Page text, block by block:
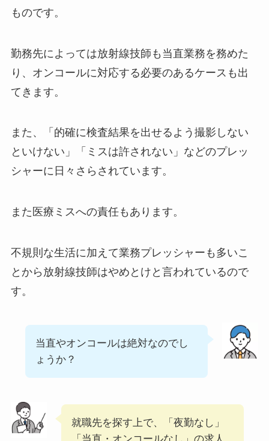
ものです。
勤務先によっては放射線技師も当直業務を務めた
り、オンコールに対応する必要のあるケースも出
てきます。
また、「的確に検査結果を出せるよう撮影しない
といけない」「ミスは許されない」などのプレッ
シャーに日々さらされています。
また医療ミスへの責任もあります。
不規則な生活に加えて業務プレッシャーも多いこ
とから放射線技師はやめとけと言われているので
す。
当直やオンコールは絶対なのでし
ょうか？
就職先を探す上で、「夜勤なし」
「当直・オンコールなし」の求人